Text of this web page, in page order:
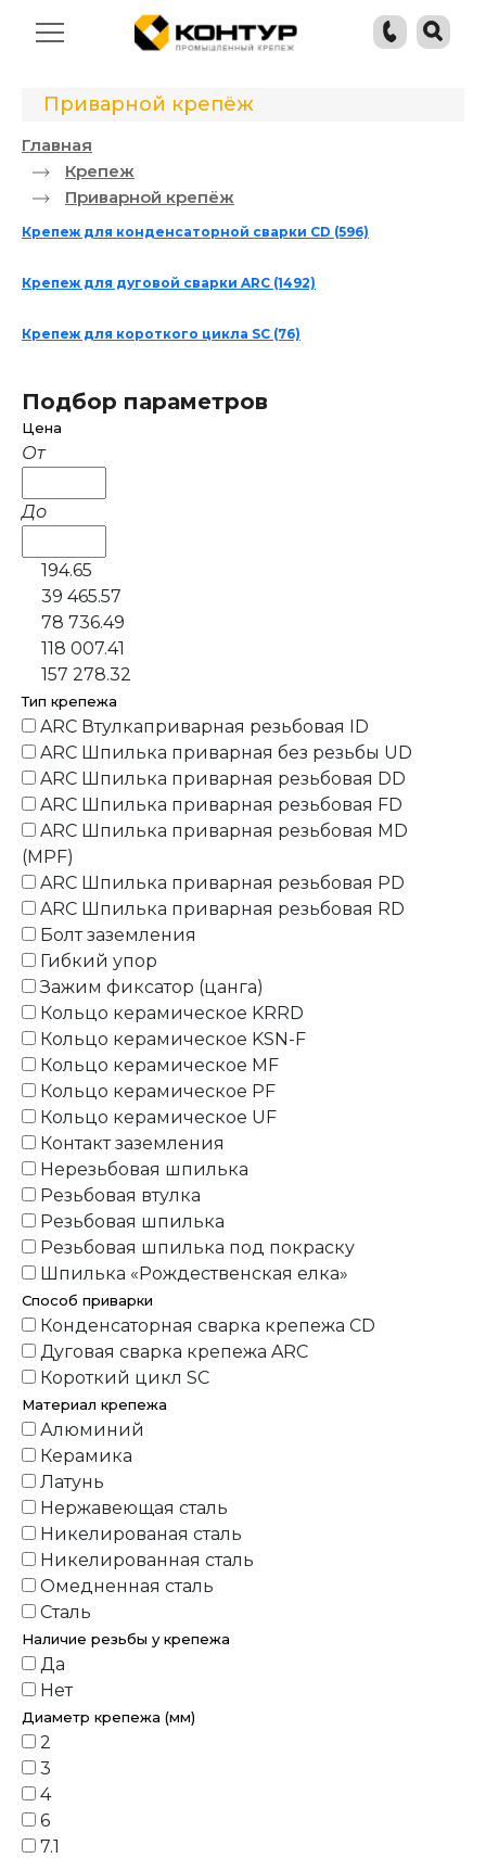
Приварной крепёж
Главная
Крепеж
Приварной крепёж
Крепеж для конденсаторной сварки CD (596)
Крепеж для дуговой сварки ARC (1492)
Крепеж для короткого цикла SC (76)
Подбор параметров
Цена
От
До
194.65
39 465.57
78 736.49
118 007.41
157 278.32
Тип крепежа
ARC Втулкаприварная резьбовая ID
ARC Шпилька приварная без резьбы UD
ARC Шпилька приварная резьбовая DD
ARC Шпилька приварная резьбовая FD
ARC Шпилька приварная резьбовая MD
(MPF)
ARC Шпилька приварная резьбовая PD
ARC Шпилька приварная резьбовая RD
Болт заземления
Гибкий упор
Зажим фиксатор (цанга)
Кольцо керамическое KRRD
Кольцо керамическое KSN-F
Кольцо керамическое MF
Кольцо керамическое PF
Кольцо керамическое UF
Контакт заземления
Нерезьбовая шпилька
Резьбовая втулка
Резьбовая шпилька
Резьбовая шпилька под покраску
Шпилька «Рождественская елка»
Способ приварки
Конденсаторная сварка крепежа CD
Дуговая сварка крепежа ARC
Короткий цикл SC
Материал крепежа
Алюминий
Керамика
Латунь
Нержавеющая сталь
Никелированая сталь
Никелированная сталь
Омедненная сталь
Сталь
Наличие резьбы у крепежа
Да
Нет
Диаметр крепежа (мм)
2
3
4
6
7.1